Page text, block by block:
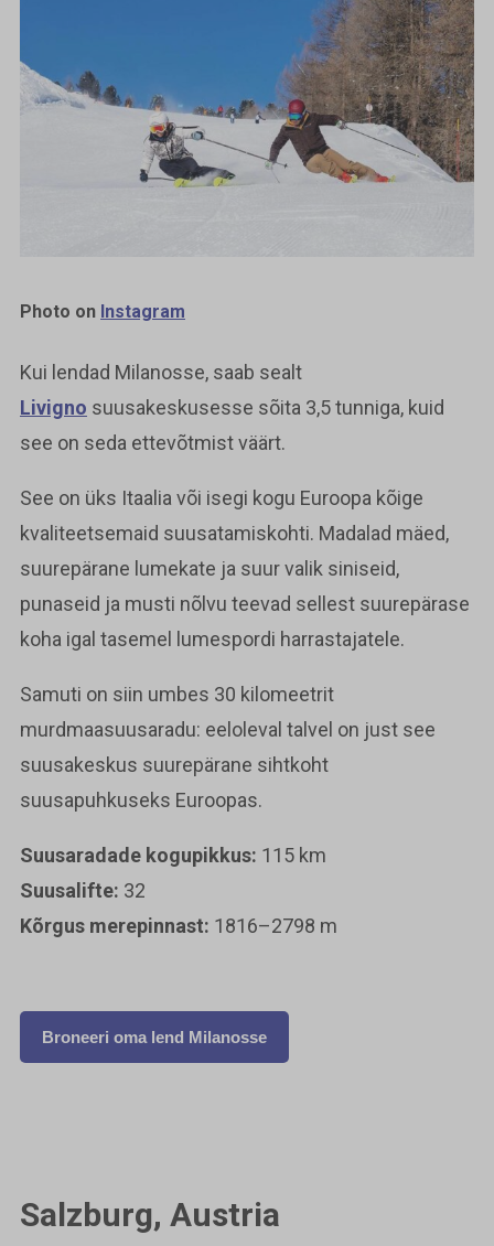
Photo on Instagram
Kui lendad Milanosse, saab sealt
Livigno suusakeskusesse sõita 3,5 tunniga, kuid
see on seda ettevõtmist väärt.
See on üks Itaalia või isegi kogu Euroopa kõige
kvaliteetsemaid suusatamiskohti. Madalad mäed,
suurepärane lumekate ja suur valik siniseid,
punaseid ja musti nõlvu teevad sellest suurepärase
koha igal tasemel lumespordi harrastajatele.
Samuti on siin umbes 30 kilomeetrit
murdmaasuusaradu: eeloleval talvel on just see
suusakeskus suurepärane sihtkoht
suusapuhkuseks Euroopas.
Suusaradade kogupikkus: 115 km
Suusalifte: 32
Kõrgus merepinnast: 1816–2798 m
Broneeri oma lend Milanosse
Salzburg, Austria